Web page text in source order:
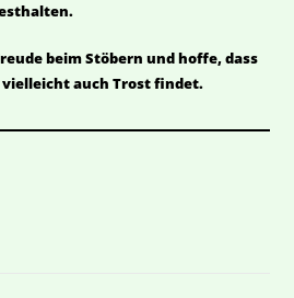
beim Stöbern und hoffe, dass
auch Trost findet.